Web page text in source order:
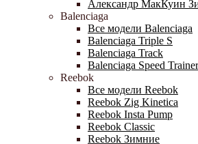
Александр МакКуин
Balenciaga
Все модели Balenciaga
Balenciaga Triple S
Balenciaga Track
Balenciaga Speed
Reebok
Все модели Reebok
Reebok Zig Kinetica
Reebok Insta Pump
Reebok Classic
Reebok Зимние